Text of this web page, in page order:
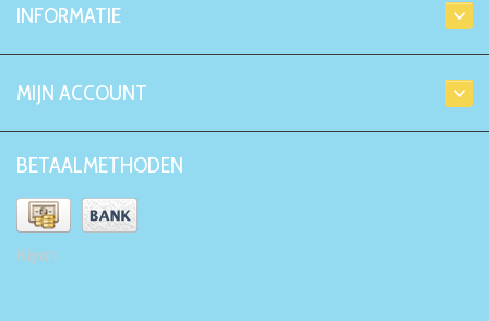
INFORMATIE
MIJN ACCOUNT
BETAALMETHODEN
Kiyoh